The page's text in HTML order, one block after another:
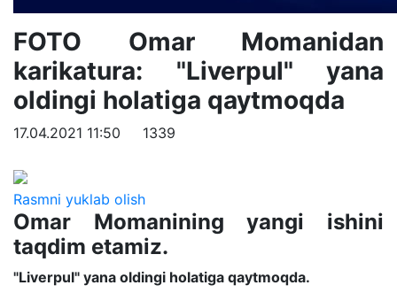
FOTO Omar Momanidan
karikatura: "Liverpul" yana
oldingi holatiga qaytmoqda
17.04.2021 11:50 1339
Rasmni yuklab olish
Omar Momanining yangi ishini
taqdim etamiz.
"Liverpul" yana oldingi holatiga qaytmoqda.